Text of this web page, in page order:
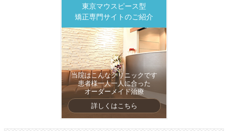
東京マウスピース型
矯正専門サイトのご紹介
当院はこんなクリニックです
患者様一人一人に合った
オーダーメイド治療
詳しくはこちら